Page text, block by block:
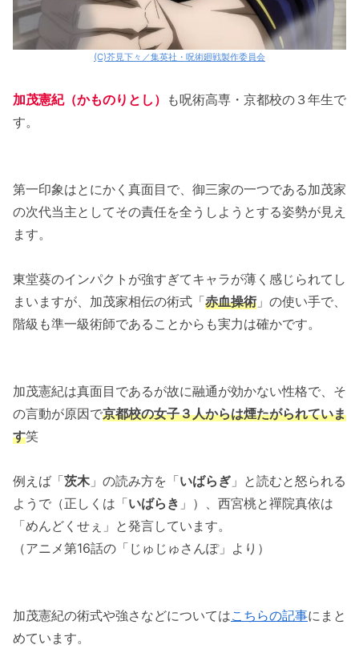
(C)芥見下々／集英社・呪術廻戦製作委員会
加茂憲紀（かものりとし） も呪術高専・京都校の３年生で
す。
第一印象はとにかく真面目で、御三家の一つである加茂家
の次代当主としてその責任を全うしようとする姿勢が見え
ます。
東堂葵のインパクトが強すぎてキャラが薄く感じられてし
まいますが、加茂家相伝の術式「赤血操術 」の使い手で、
階級も準一級術師であることからも実力は確かです。
加茂憲紀は真面目であるが故に融通が効かない性格で、そ
の言動が原因で京都校の女子３人からは煙たがられていま
す笑
例えば「茨木」の読み方を「いばらぎ 」と読むと怒られる
ようで（正しくは「いばらき 」）、西宮桃と禪院真依は
「めんどくせぇ」と発言しています。
（アニメ第16話の「じゅじゅさんぽ」より）
加茂憲紀の術式や強さなどについてはこちらの記事にまと
めています。